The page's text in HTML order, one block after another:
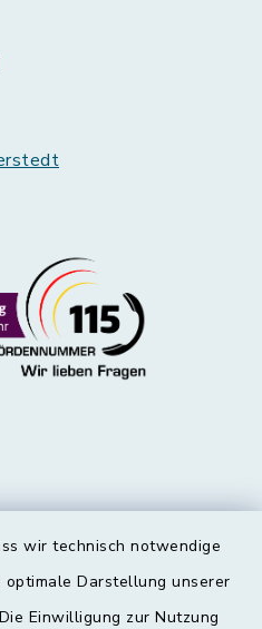
wir technisch notwendige
optimale Darstellung unserer
Einwilligung zur Nutzung